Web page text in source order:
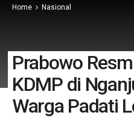
Home Nasional
Prabowo
KDMP di
Warga Padati